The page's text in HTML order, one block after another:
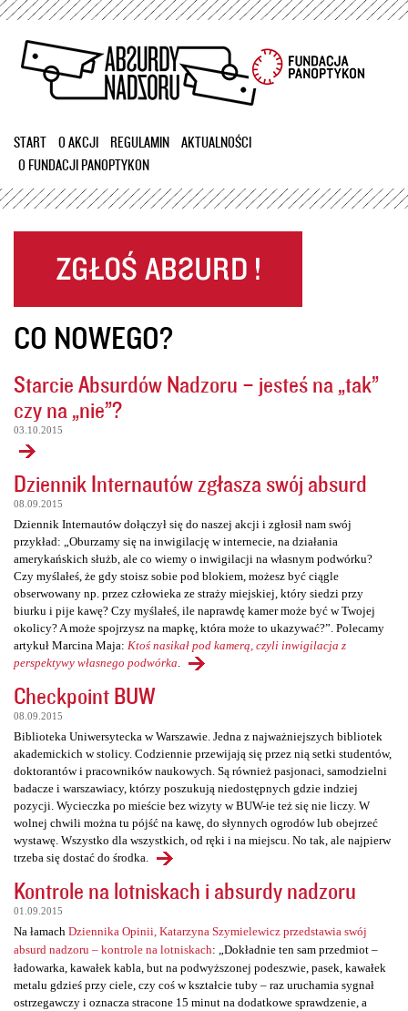
Przejdź
treści
START O AKCJI REGULAMIN
AKTUALNOŚCI
O FUNDACJI PANOPTYKON
CO NOWEGO?
Starcie Absurdów Nadzoru – jesteś na „tak”
czy na „nie”?
03.10.2015
Dziennik Internautów zgłasza swój absurd
08.09.2015
Dziennik Internautów dołączył się do naszej akcji i zgłosił nam swój
przykład: „Oburzamy się na inwigilację w internecie, na działania
amerykańskich służb, ale co wiemy o inwigilacji na własnym podwórku?
Czy myślałeś, że gdy stoisz sobie pod blokiem, możesz być ciągle
obserwowany np. przez człowieka ze straży miejskiej, który siedzi przy
biurku i pije kawę? Czy myślałeś, ile naprawdę kamer może być w Twojej
okolicy? A może spojrzysz na mapkę, która może to ukazywać?”. Polecamy
artykuł Marcina Maja: Ktoś nasikał pod kamerą, czyli inwigilacja z
perspektywy własnego podwórka
Checkpoint BUW
08.09.2015
Biblioteka Uniwersytecka w Warszawie. Jedna z najważniejszych bibliotek
akademickich w stolicy. Codziennie przewijają się przez nią setki studentów,
doktorantów i pracowników naukowych. Są również pasjonaci, samodzielni
badacze i warszawiacy, którzy poszukują niedostępnych gdzie indziej
pozycji. Wycieczka po mieście bez wizyty w BUW-ie też się nie liczy. W
wolnej chwili można tu pójść na kawę, do słynnych ogrodów lub obejrzeć
wystawę. Wszystko dla wszystkich, od ręki i na miejscu. No tak, ale najpierw
trzeba się dostać do środka.
Kontrole na lotniskach i absurdy nadzoru
01.09.2015
Na łamach Dziennika Opinii, Katarzyna Szymielewicz przedstawia swój
absurd nadzoru – kontrole na lotniskach: „Dokładnie ten sam przedmiot –
ładowarka, kawałek kabla, but na podwyższonej podeszwie, pasek, kawałek
metalu gdzieś przy ciele, czy coś w kształcie tuby – raz uruchamia sygnał
ostrzegawczy i oznacza stracone 15 minut na dodatkowe sprawdzenie, a